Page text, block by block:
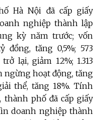
Hà Nội đã cấp giấy
nghiệp thành lập
kỳ năm trước; vốn
đồng, tăng 0,5%; 573
lại, giảm 12%; 1.313
ngừng hoạt động, tăng
thể, tăng 18%. Tính
phố đã cấp giấy
doanh nghiệp thành